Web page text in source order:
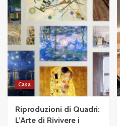
Casa
Riproduzioni di Quadri:
L’Arte di Rivivere i